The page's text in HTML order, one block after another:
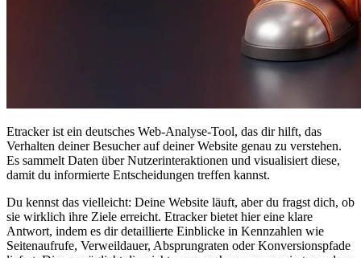
Etracker ist ein deutsches Web-Analyse-Tool, das dir hilft, das
Verhalten deiner Besucher auf deiner Website genau zu verstehen.
Es sammelt Daten über Nutzerinteraktionen und visualisiert diese,
damit du informierte Entscheidungen treffen kannst.
Du kennst das vielleicht: Deine Website läuft, aber du fragst dich, ob
sie wirklich ihre Ziele erreicht. Etracker bietet hier eine klare
Antwort, indem es dir detaillierte Einblicke in Kennzahlen wie
Seitenaufrufe, Verweildauer, Absprungraten oder Konversionspfade